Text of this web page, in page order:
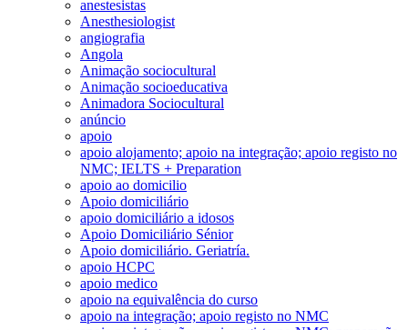
anestesistas
Anesthesiologist
angiografia
Angola
Animação sociocultural
Animação socioeducativa
Animadora Sociocultural
anúncio
apoio
apoio alojamento; apoio na integração; apoio registo no
NMC; IELTS + Preparation
apoio ao domicilio
Apoio domiciliário
apoio domiciliário a idosos
Apoio Domiciliário Sénior
Apoio domiciliário. Geriatría.
apoio HCPC
apoio medico
apoio na equivalência do curso
apoio na integração; apoio registo no NMC